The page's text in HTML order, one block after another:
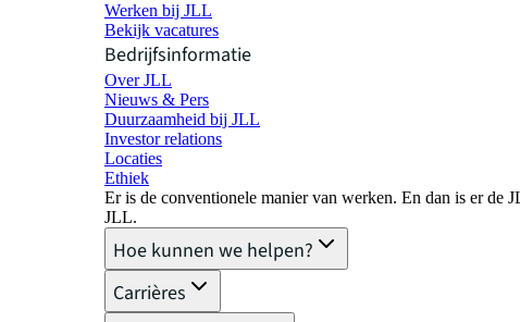
Werken bij JLL
Bekijk vacatures
Bedrijfsinformatie
Over JLL
Nieuws & Pers
Duurzaamheid bij JLL
Investor relations
Locaties
Ethiek
Er is de conventionele manier van werken. En dan is er de
JLL.
Hoe kunnen we helpen?
Carrières